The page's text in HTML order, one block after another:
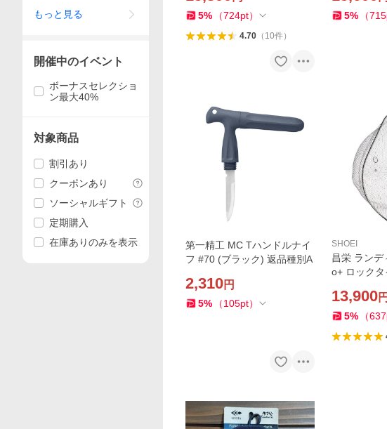
5% （724pt）
4.70（ 10件）
5% （715
第一精工 MC Tハンドルナイ
フ #70 (ブラック) 返品種別A
2,310円
5% （105pt）
SHOEI
昌栄 ランデ
o+ ロックタ
ー：スモー
13,900円
5% （637
もっと見る
開催中のイベント
ボーナスセレクショ
ン最大40%
対象商品
割引あり
クーポンあり
ソーシャルギフト
定期購入
在庫ありのみを表示